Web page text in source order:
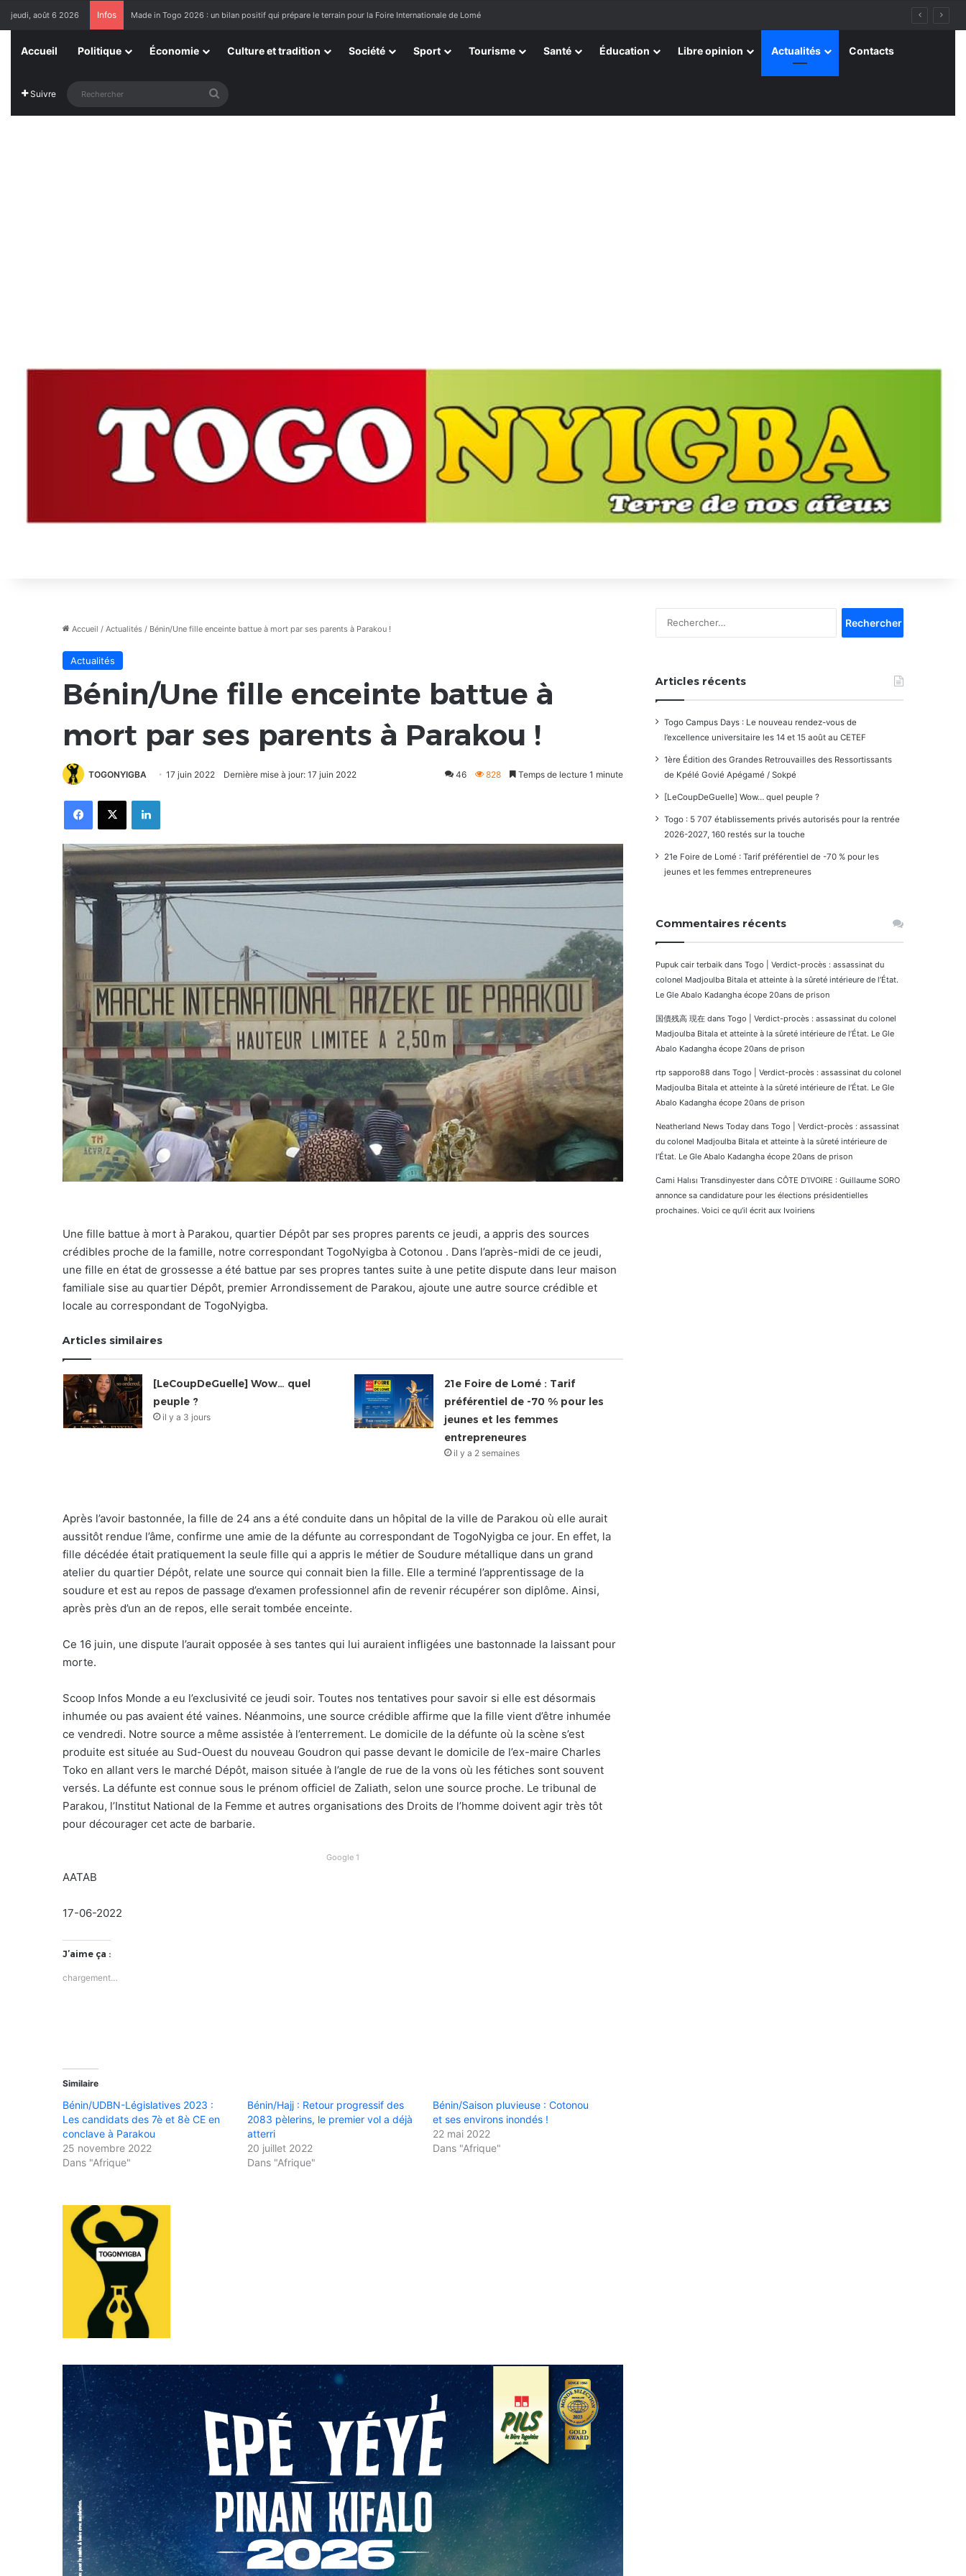
jeudi, août 6 2026 Infos Made in Togo 2026 : un bilan positif qui prépare le terrain pour la Foire Internationale de Lomé
Accueil Politique Économie Culture et tradition Société Sport Tourisme Santé Éducation Libre opinion Actualités Contacts
Suivre
Accueil / Actualités / Bénin/Une fille enceinte battue à mort par ses parents à Parakou !
Actualités
Bénin/Une fille enceinte battue à
mort par ses parents à Parakou !
TOGONYIGBA 17 juin 2022 Dernière mise à jour: 17 juin 2022 46 828 Temps de lecture 1 minute
FacebookX Linkedin
Une fille battue à mort à Parakou, quartier Dépôt par ses propres parents ce jeudi, a appris des sources
crédibles proche de la famille, notre correspondant TogoNyigba à Cotonou . Dans l’après-midi de ce jeudi,
une fille en état de grossesse a été battue par ses propres tantes suite à une petite dispute dans leur maison
familiale sise au quartier Dépôt, premier Arrondissement de Parakou, ajoute une autre source crédible et
locale au correspondant de TogoNyigba.
Articles similaires
[LeCoupDeGuelle] Wow… quel
peuple ?
il y a 3 jours
21e Foire de Lomé : Tarif
préférentiel de -70 % pour les
jeunes et les femmes
entrepreneures
il y a 2 semaines
Après l’avoir bastonnée, la fille de 24 ans a été conduite dans un hôpital de la ville de Parakou où elle aurait
aussitôt rendue l’âme, confirme une amie de la défunte au correspondant de TogoNyigba ce jour. En effet, la
fille décédée était pratiquement la seule fille qui a appris le métier de Soudure métallique dans un grand
atelier du quartier Dépôt, relate une source qui connait bien la fille. Elle a terminé l’apprentissage de la
soudure et est au repos de passage d’examen professionnel afin de revenir récupérer son diplôme. Ainsi,
après près d’un an de repos, elle serait tombée enceinte.
Ce 16 juin, une dispute l’aurait opposée à ses tantes qui lui auraient infligées une bastonnade la laissant pour
morte.
Scoop Infos Monde a eu l’exclusivité ce jeudi soir. Toutes nos tentatives pour savoir si elle est désormais
inhumée ou pas avaient été vaines. Néanmoins, une source crédible affirme que la fille vient d’être inhumée
ce vendredi. Notre source a même assistée à l’enterrement. Le domicile de la défunte où la scène s’est
produite est située au Sud-Ouest du nouveau Goudron qui passe devant le domicile de l’ex-maire Charles
Toko en allant vers le marché Dépôt, maison située à l’angle de rue de la vons où les fétiches sont souvent
versés. La défunte est connue sous le prénom officiel de Zaliath, selon une source proche. Le tribunal de
Parakou, l’Institut National de la Femme et autres organisations des Droits de l’homme doivent agir très tôt
pour décourager cet acte de barbarie.
Google 1
AATAB
17-06-2022
J’aime ça :
chargement…
Similaire
Bénin/UDBN-Législatives 2023 :
Les candidats des 7è et 8è CE en
conclave à Parakou
25 novembre 2022
Dans "Afrique"
Bénin/Hajj : Retour progressif des
2083 pèlerins, le premier vol a déjà
atterri
20 juillet 2022
Dans "Afrique"
Bénin/Saison pluvieuse : Cotonou
et ses environs inondés !
22 mai 2022
Dans "Afrique"
Articles récents
Togo Campus Days : Le nouveau rendez-vous de
l’excellence universitaire les 14 et 15 août au CETEF
1ère Édition des Grandes Retrouvailles des Ressortissants
de Kpélé Govié Apégamé / Sokpé
[LeCoupDeGuelle] Wow… quel peuple ?
Togo : 5 707 établissements privés autorisés pour la rentrée
2026-2027, 160 restés sur la touche
21e Foire de Lomé : Tarif préférentiel de -70 % pour les
jeunes et les femmes entrepreneures
Commentaires récents
Pupuk cair terbaik dans Togo | Verdict-procès : assassinat du
colonel Madjoulba Bitala et atteinte à la sûreté intérieure de l’État.
Le Gle Abalo Kadangha écope 20ans de prison
国債残高 現在 dans Togo | Verdict-procès : assassinat du colonel
Madjoulba Bitala et atteinte à la sûreté intérieure de l’État. Le Gle
Abalo Kadangha écope 20ans de prison
rtp sapporo88 dans Togo | Verdict-procès : assassinat du colonel
Madjoulba Bitala et atteinte à la sûreté intérieure de l’État. Le Gle
Abalo Kadangha écope 20ans de prison
Neatherland News Today dans Togo | Verdict-procès : assassinat
du colonel Madjoulba Bitala et atteinte à la sûreté intérieure de
l’État. Le Gle Abalo Kadangha écope 20ans de prison
Cami Halısı Transdinyester dans CÔTE D’IVOIRE : Guillaume SORO
annonce sa candidature pour les élections présidentielles
prochaines. Voici ce qu’il écrit aux Ivoiriens